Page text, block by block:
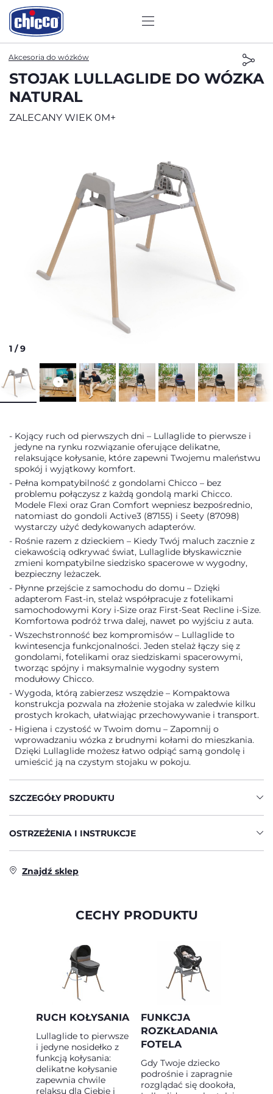
Akcesoria do wózków
STOJAK LULLAGLIDE DO WÓZKA
NATURAL
ZALECANY WIEK 0M+
1 /9
Kojący ruch od pierwszych dni – Lullaglide to pierwsze i
jedyne na rynku rozwiązanie oferujące delikatne,
relaksujące kołysanie, które zapewni Twojemu maleństwu
spokój i wyjątkowy komfort.
Pełna kompatybilność z gondolami Chicco – bez
problemu połączysz z każdą gondolą marki Chicco.
Modele Flexi oraz Gran Comfort wepniesz bezpośrednio,
natomiast do gondoli Active3 (87155) i Seety (87098)
wystarczy użyć dedykowanych adapterów.
Rośnie razem z dzieckiem – Kiedy Twój maluch zacznie z
ciekawością odkrywać świat, Lullaglide błyskawicznie
zmieni kompatybilne siedzisko spacerowe w wygodny,
bezpieczny leżaczek.
Płynne przejście z samochodu do domu – Dzięki
adapterom Fast-in, stelaż współpracuje z fotelikami
samochodowymi Kory i-Size oraz First-Seat Recline i-Size.
Komfortowa podróż trwa dalej, nawet po wyjściu z auta.
Wszechstronność bez kompromisów – Lullaglide to
kwintesencja funkcjonalności. Jeden stelaż łączy się z
gondolami, fotelikami oraz siedziskami spacerowymi,
tworząc spójny i maksymalnie wygodny system
modułowy Chicco.
Wygoda, którą zabierzesz wszędzie – Kompaktowa
konstrukcja pozwala na złożenie stojaka w zaledwie kilku
prostych krokach, ułatwiając przechowywanie i transport.
Higiena i czystość w Twoim domu – Zapomnij o
wprowadzaniu wózka z brudnymi kołami do mieszkania.
Dzięki Lullaglide możesz łatwo odpiąć samą gondolę i
umieścić ją na czystym stojaku w pokoju.
SZCZEGÓŁY PRODUKTU
OSTRZEŻENIA I INSTRUKCJE
Znajdź sklep
CECHY PRODUKTU
RUCH KOŁYSANIA
Lullaglide to pierwsze
i jedyne nosidełko z
funkcją kołysania:
delikatne kołysanie
zapewnia chwile
relaksu dla Ciebie i
FUNKCJA
ROZKŁADANIA
FOTELA
Gdy Twoje dziecko
podrośnie i zapragnie
rozglądać się dookoła,